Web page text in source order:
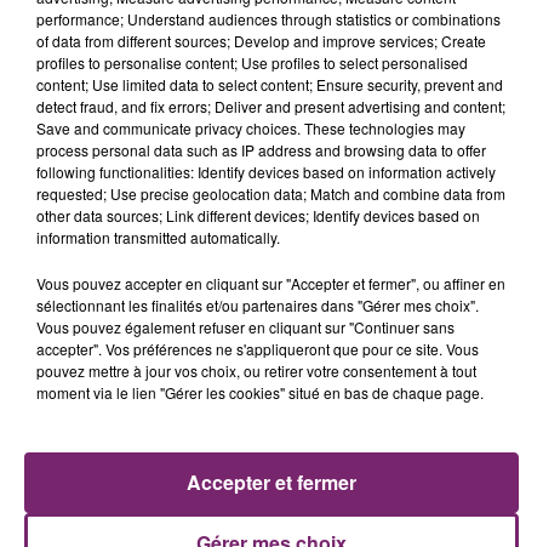
PHOTOS PUBLICITÉ
performance; Understand audiences through statistics or combinations
of data from different sources; Develop and improve services; Create
profiles to personalise content; Use profiles to select personalised
content; Use limited data to select content; Ensure security, prevent and
detect fraud, and fix errors; Deliver and present advertising and content;
Save and communicate privacy choices. These technologies may
process personal data such as IP address and browsing data to offer
following functionalities: Identify devices based on information actively
requested; Use precise geolocation data; Match and combine data from
other data sources; Link different devices; Identify devices based on
information transmitted automatically.
Vous pouvez accepter en cliquant sur "Accepter et fermer", ou affiner en
sélectionnant les finalités et/ou partenaires dans "Gérer mes choix".
Vous pouvez également refuser en cliquant sur "Continuer sans
accepter". Vos préférences ne s'appliqueront que pour ce site. Vous
pouvez mettre à jour vos choix, ou retirer votre consentement à tout
moment via le lien "Gérer les cookies" situé en bas de chaque page.
Accepter et fermer